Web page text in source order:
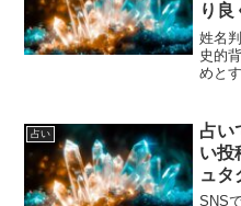
り良
姓名
史的
めと
名前
個人
占い
占い
い投
ュタ
SNS